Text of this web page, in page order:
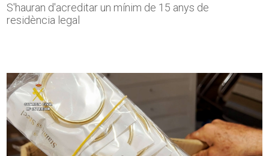
S'hauran d'acreditar un mínim de 15 anys de
residència legal